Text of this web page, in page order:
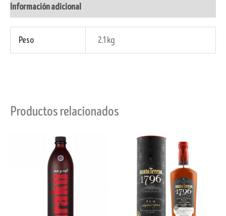
Información adicional
Peso 2.1 kg
Productos relacionados